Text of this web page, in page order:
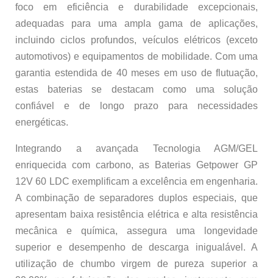
foco em eficiência e durabilidade excepcionais,
adequadas para uma ampla gama de aplicações,
incluindo ciclos profundos, veículos elétricos (exceto
automotivos) e equipamentos de mobilidade. Com uma
garantia estendida de 40 meses em uso de flutuação,
estas baterias se destacam como uma solução
confiável e de longo prazo para necessidades
energéticas.
Integrando a avançada Tecnologia AGM/GEL
enriquecida com carbono, as Baterias Getpower GP
12V 60 LDC exemplificam a excelência em engenharia.
A combinação de separadores duplos especiais, que
apresentam baixa resistência elétrica e alta resistência
mecânica e química, assegura uma longevidade
superior e desempenho de descarga inigualável. A
utilização de chumbo virgem de pureza superior a